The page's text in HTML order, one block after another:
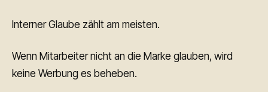
Interner Glaube zählt am meisten.
Wenn Mitarbeiter nicht an die Marke glauben, wird
keine Werbung es beheben.